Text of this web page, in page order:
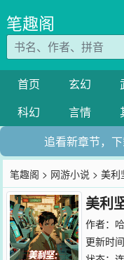
笔趣阁
首页 玄幻
科幻
言情
追看新章节，
笔趣阁 > 网游小说 > 美利
美利
作者：
更新时